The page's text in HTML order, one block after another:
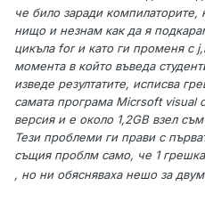
че било заради
нищо и незнам как да я
цикъла for и като ги променя с
момента в който въведа
изведе резултатите, исписва
самата програма Micrsoft visual
версия и е около 1,2GB взел
Тези проблеми ги прави с
същия проблм само, че 1
, но ни обясняваха нешо за